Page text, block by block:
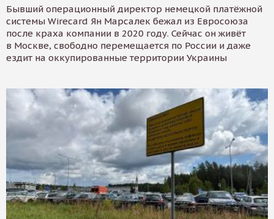
Бывший операционный директор немецкой платёжной
системы Wirecard Ян Марсалек бежал из Евросоюза
после краха компании в 2020 году. Сейчас он живёт
в Москве, свободно перемещается по России и даже
ездит на оккупированные территории Украины